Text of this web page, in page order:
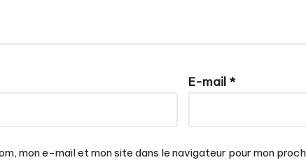
E-mail *
mon e-mail et mon site dans le navigateur pour mon